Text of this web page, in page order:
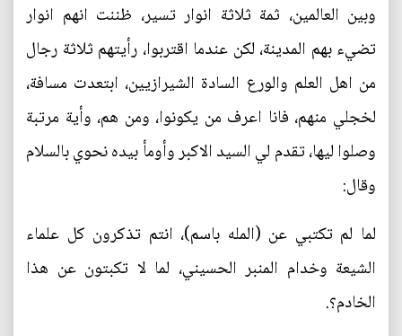
وبين العالمين، ثمة ثلاثة انوار تسير، ظننت انهم انوار
تضيء بهم المدينة، لكن عندما اقتربوا، رأيتهم ثلاثة رجال
من اهل العلم والورع السادة الشيرازيين، ابتعدت مسافة،
لخجلي منهم، فانا اعرف من يكونوا، ومن هم، وأية مرتبة
وصلوا ليها، تقدم لي السيد الاكبر وأومأ بيده نحوي بالسلام
وقال:
لما لم تكتبي عن (المله باسم)، انتم تذكرون كل علماء
الشيعة وخدام المنبر الحسيني، لما لا تكبتون عن هذا
الخادم؟.